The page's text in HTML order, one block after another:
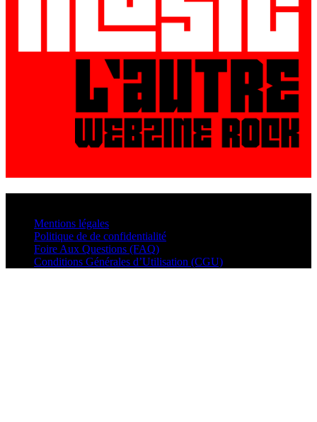
Mentions légales
Politique de de confidentialité
Foire Aux Questions (FAQ)
Conditions Générales d’Utilisation (CGU)